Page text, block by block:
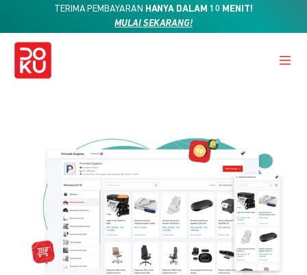
TERIMA PEMBAYARAN HANYA DALAM 10 MENIT!
MULAI SEKARANG!